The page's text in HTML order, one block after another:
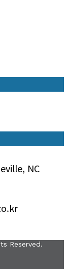
NC
Reserved.